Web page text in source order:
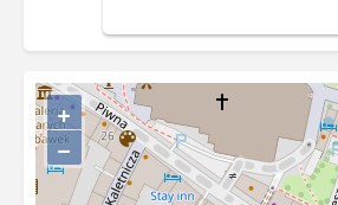
Dworu Artusa.
+
−